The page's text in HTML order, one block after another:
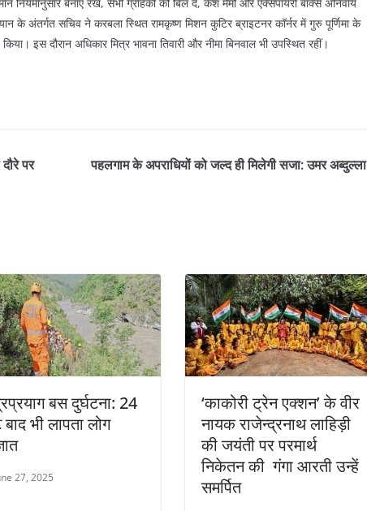
के अंतर्गत सचिव ने करबला स्थित रामकृष्ण मिशन कुटिर ब्राइटनर कॉर्नर में गुरु पूर्णिमा के
इस दौरान अधिकार मित्र भावना तिवारी और नीमा बिनवाल भी उपस्थित रहीं।
पर
पहलगाम के अपराधियों को जल्द ही मिलेगी सजा: उमर अब्दुल्ला
बस दुर्घटना: 24
भी लापता लोग
27, 2025
‘काकोरी ट्रेन एक्शन’ के वीर
नायक राजेन्द्रनाथ लाहिड़ी
की जयंती पर परमार्थ
निकेतन की गंगा आरती उन्हें
समर्पित